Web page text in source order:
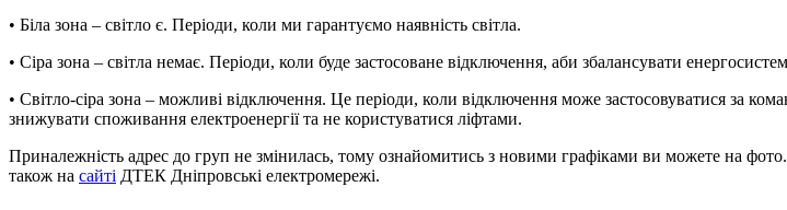
• Біла зона – світло є. Періоди, коли ми гарантуємо наявність світла.
• Сіра зона – світла немає. Періоди, коли буде застосоване відключення, аби збалансувати
• Світло-сіра зона – можливі відключення. Це періоди, коли відключення може застосовуватися за
знижувати споживання електроенергії та не користуватися ліфтами.
Приналежність адрес до груп не змінилась, тому ознайомитись з новими графіками ви можете на
також на сайті ДТЕК Дніпровські електромережі.